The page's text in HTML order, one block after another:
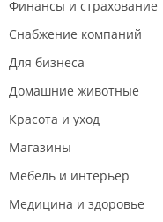
Финансы и страхование
Снабжение компаний
Для бизнеса
Домашние животные
Красота и уход
Магазины
Мебель и интерьер
Медицина и здоровье